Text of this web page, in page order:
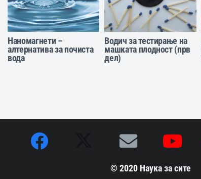
Наномагнети –
алтернатива за почиста
вода
Водич за тестирање на
машката плодност (прв
дел)
© 2020 Наука за сите